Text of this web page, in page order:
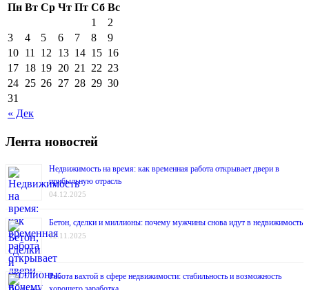
Пн Вт Ср Чт Пт Сб Вс
« Дек
1
2
3
4 5 6 7 8
9
10 11 12 13 14 15 16
17 18 19 20 21 22 23
24 25 26 27 28 29 30
31
Лента новостей
Недвижимость на время: как временная работа открывает двери в
прибыльную отрасль
04.12.2025
Бетон, сделки и миллионы: почему мужчины снова идут в недвижимость
12.11.2025
Работа вахтой в сфере недвижимости: стабильность и возможность